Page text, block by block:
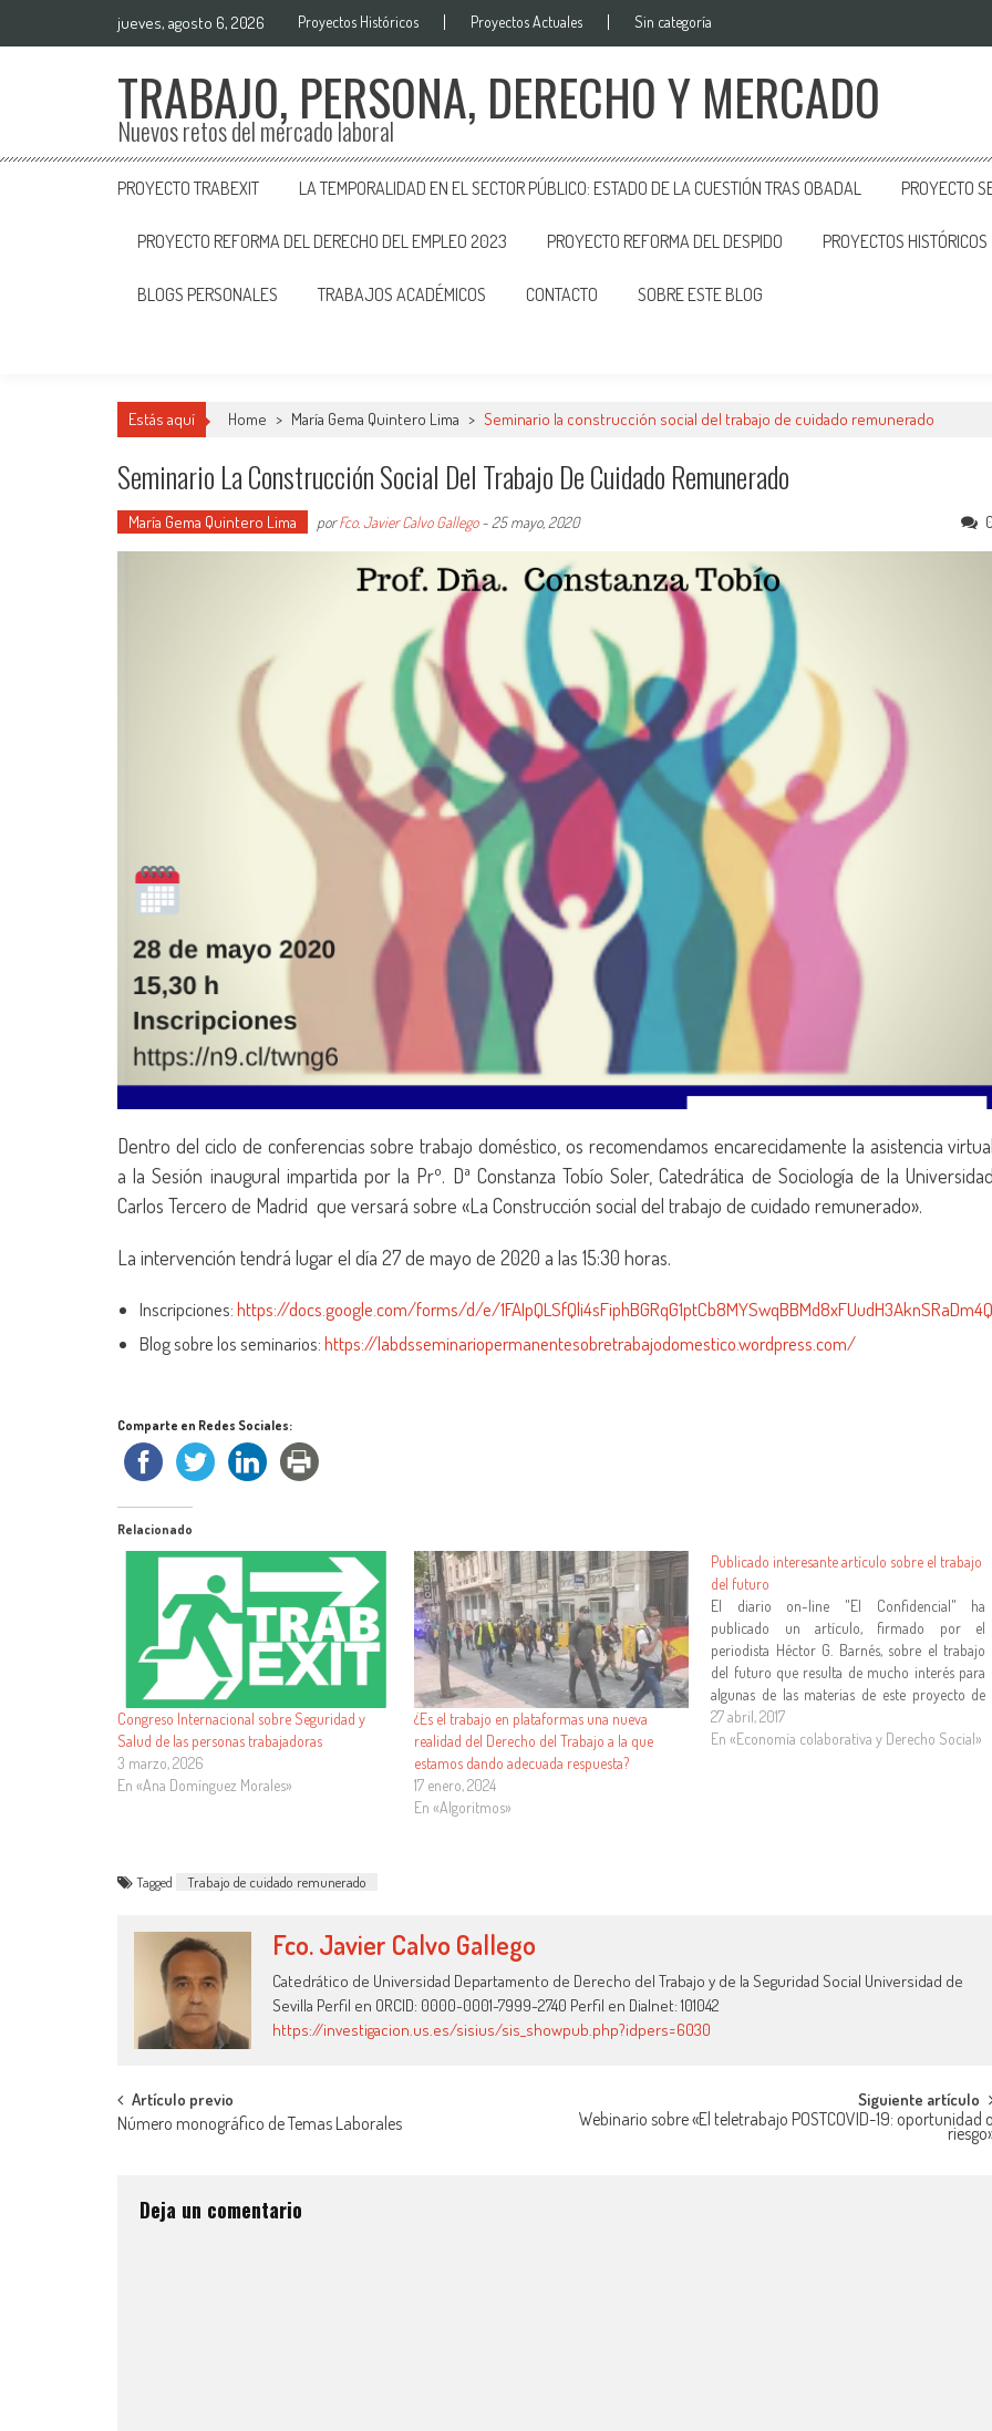
jueves, agosto 6, 2026 Proyectos Históricos Proyectos Actuales Sin categoría
TRABAJO, PERSONA, DERECHO Y MERCADO
Nuevos retos del mercado laboral
PROYECTO TRABEXIT LA TEMPORALIDAD EN EL SECTOR PÚBLICO: ESTADO DE LA CUESTIÓN TRAS OBADAL PROYECTO
PROYECTO REFORMA DEL DERECHO DEL EMPLEO 2023 PROYECTO REFORMA DEL DESPIDO PROYECTOS HISTÓRICOS
BLOGS PERSONALES TRABAJOS ACADÉMICOS CONTACTO SOBRE ESTE BLOG
Estás aquí Home > María Gema Quintero Lima > Seminario la construcción social del trabajo de cuidado remunerado
Seminario La Construcción Social Del Trabajo De Cuidado Remunerado
María Gema Quintero Lima porFco. Javier Calvo Gallego- 25 mayo, 2020
Dentro del ciclo de conferencias sobre trabajo doméstico, os recomendamos encarecidamente la asistencia
a la Sesión inaugural impartida por la Prº. Dª Constanza Tobío Soler, Catedrática de Sociología de la
Carlos Tercero de Madrid que versará sobre «La Construcción social del trabajo de cuidado remunerado».
La intervención tendrá lugar el día 27 de mayo de 2020 a las 15:30 horas.
Inscripciones:https://docs.google.com/forms/d/e/
Blog sobre los seminarios:https://labdsseminariopermanentesobretrabajodomestico.wordpress.com/
Comparte en Redes Sociales:
Relacionado
Congreso Internacional sobre Seguridad y
Salud de las personas trabajadoras
3 marzo, 2026
En «Ana Domínguez Morales»
¿Es el trabajo en plataformas una nueva
realidad del Derecho del Trabajo a la que
estamos dando adecuada respuesta?
17 enero, 2024
En «Algoritmos»
Publicado interesante artículo sobre el trabajo
del futuro
El diario on-line "El Confidencial" ha
publicado un artículo, firmado por el
periodista Héctor G. Barnés, sobre el trabajo
del futuro que resulta de mucho interés para
algunas de las materias de este proyecto de
investigación. El enlace aquí
27 abril, 2017
En «Economía colaborativa y Derecho Social»
Tagged Trabajo de cuidado remunerado
Fco. Javier Calvo Gallego
Catedrático de Universidad Departamento de Derecho del Trabajo y de la Seguridad Social Universidad de
Sevilla Perfil en ORCID: 0000-0001-7999-2740 Perfil en Dialnet: 101042
https://investigacion.us.es/sisius/sis_showpub.php?idpers=6030
Artículo previo
Número monográfico de Temas Laborales
Siguiente artículo
Webinario sobre «El teletrabajo POSTCOVID-19: oportunidad
Deja un comentario